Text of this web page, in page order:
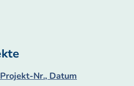
Nr., Datum